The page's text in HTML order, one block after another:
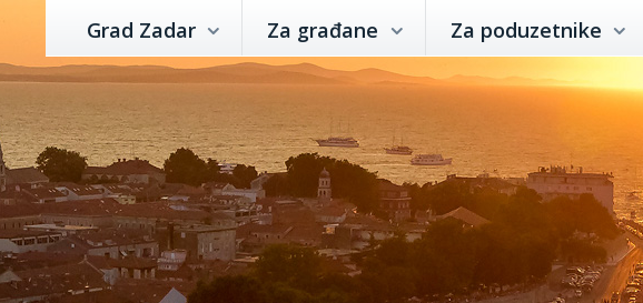
Grad Zadar Za građane Za poduzetnike